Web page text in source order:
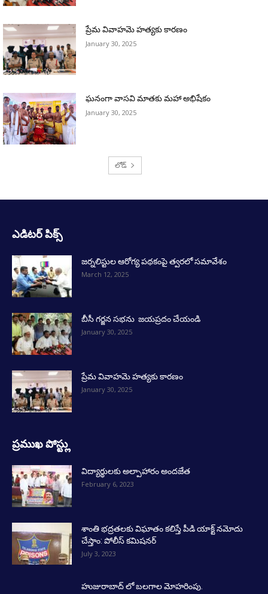
ప్రేమ వివాహమె హత్యకు కారణం
January 30, 2025
ఘనంగా వాసవి మాతకు మహా అభిషేకం
January 30, 2025
లోడ్
ఎడిటర్ పిక్స్
జర్నలిస్టుల ఆరోగ్య పథకంపై త్వరలో సమావేశం
March 12, 2025
బీసీ గర్జన సభను జయప్రదం చేయండి
January 30, 2025
ప్రేమ వివాహమె హత్యకు కారణం
January 30, 2025
ప్రముఖ పోస్ట్లు
విద్యార్థులకు అల్పాహారం అందజేత
February 6, 2023
శాంతి భద్రతలకు విఘాతం కలిస్తే పీడి యాక్ట్ నమోదు
చేస్తాం: పోలీస్ కమిషనర్
July 3, 2023
హుజురాబాద్ లో బలగాల మోహరింపు.